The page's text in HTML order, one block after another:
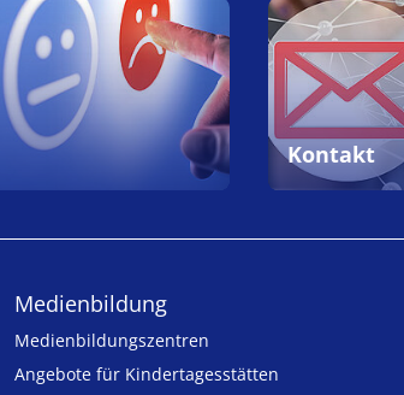
Kontakt
Medienbildung
Medien­bildungs­zentren
Angebote für Kinder­tages­stätten